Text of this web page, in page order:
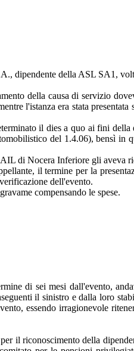
dipendente della ASL SA1,
della causa di servizio
l'istanza era stata
il dies a quo ai fini
del 1.4.06), bensì in
di Nocera Inferiore gli aveva
il termine per la
dell'evento.
compensando le spese.
di sei mesi dall'evento,
il sinistro e dalla loro
essendo irragionevole
il riconoscimento della